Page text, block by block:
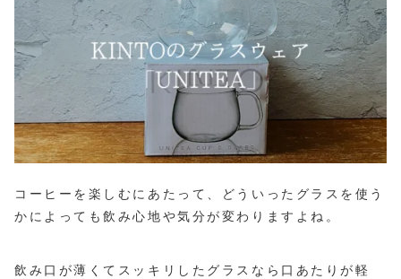
コーヒーを楽しむにあたって、どういったグラスを使う
かによっても飲み心地や気分が変わりますよね。
飲み口が薄くてスッキリしたグラスなら口あたりが軽